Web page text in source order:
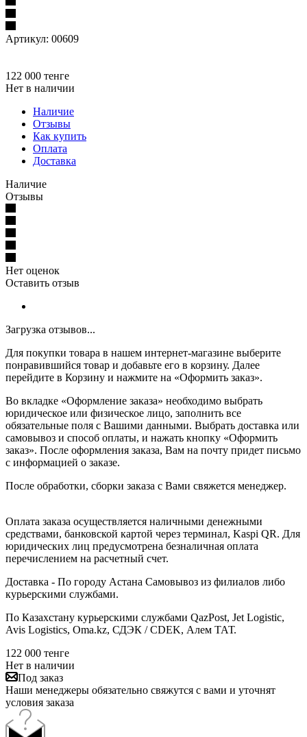
Артикул: 00609
122 000 тенге
Нет в наличии
Наличие
Отзывы
Как купить
Оплата
Доставка
Наличие
Отзывы
Нет оценок
Оставить отзыв
Загрузка отзывов...
Для покупки товара в нашем интернет-магазине выберите
понравившийся товар и добавьте его в корзину. Далее
перейдите в Корзину и нажмите на «Оформить заказ».
Во вкладке «Оформление заказа» необходимо выбрать
юридическое или физическое лицо, заполнить все
обязательные поля с Вашими данными. Выбрать доставка или
самовывоз и способ оплаты, и нажать кнопку «Оформить
заказ». После оформления заказа, Вам на почту придет письмо
с информацией о заказе.
После обработки, сборки заказа с Вами свяжется менеджер.
Оплата заказа осуществляется наличными денежными
средствами, банковской картой через терминал, Kaspi QR. Для
юридических лиц предусмотрена безналичная оплата
перечислением на расчетный счет.
Доставка - По городу Астана Самовывоз из филиалов либо
курьерскими службами.
По Казахстану курьерскими службами QazPost, Jet Logistic,
Avis Logistics, Oma.kz, СДЭК / CDEK, Алем ТАТ.
122 000 тенге
Нет в наличии
Под заказ
Наши менеджеры обязательно свяжутся с вами и уточнят
условия заказа